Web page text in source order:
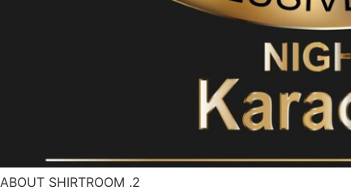
ABOUT SHIRTROOM .2